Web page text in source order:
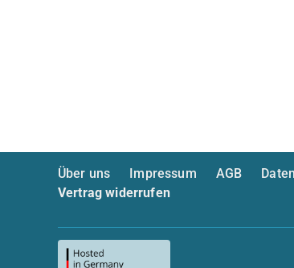
Über uns Impressum AGB
Vertrag widerrufen